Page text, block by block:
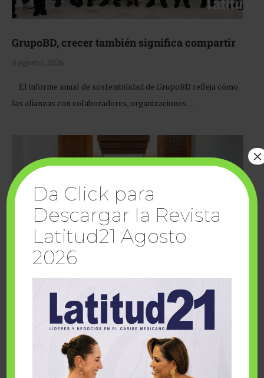
GrupoBD, crecer también significa compartir
4 agosto, 2026
El informe anual de sostenibilidad de GrupoBD refleja cómo
las alianzas con colaboradores, organizaciones …
Cuando la solidaridad inspira; cumplen
sueños Fairmont Mayakoba y Make-A-Wish
Da Click para
Descargar la Revista
Latitud21 Agosto
2026
×